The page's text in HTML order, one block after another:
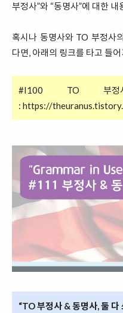
부정사”와 “동명사”에 대한
혹시나 동명사와 TO 부정사
다면, 아래의 링크를 타고 들
#I100 TO 부정사
: https://
“TO 부정사 & 동명사, 둘 다